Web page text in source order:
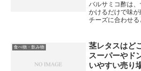
バルサミコ酢は
かけるだけで味
チーズに合わせる
場？」「カルデ
て細長い瓶のや
食べ物・飲み物
茎レタスはど
スーパーやド
いやすい売り